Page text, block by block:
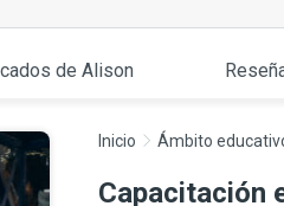
de Alison
Inicio Ámbito
Capacitación